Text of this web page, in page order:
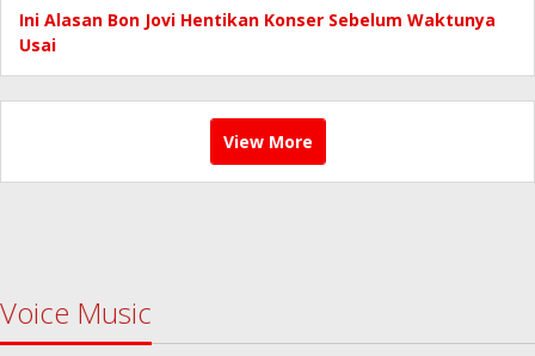
Ini Alasan Bon Jovi Hentikan Konser Sebelum Waktunya
Usai
View More
Voice Music